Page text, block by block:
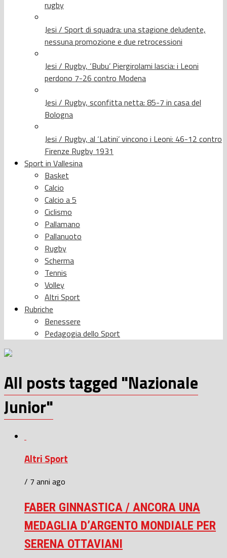
rugby
Jesi / Sport di squadra: una stagione deludente,
nessuna promozione e due retrocessioni
Jesi / Rugby, ‘Bubu’ Piergirolami lascia: i Leoni
perdono 7-26 contro Modena
Jesi / Rugby, sconfitta netta: 85-7 in casa del
Bologna
Jesi / Rugby, al ‘Latini’ vincono i Leoni: 46-12 contro
Firenze Rugby 1931
Sport in Vallesina
Basket
Calcio
Calcio a 5
Ciclismo
Pallamano
Pallanuoto
Rugby
Scherma
Tennis
Volley
Altri Sport
Rubriche
Benessere
Pedagogia dello Sport
All posts tagged "Nazionale
Junior"
Altri Sport
/ 7 anni ago
FABER GINNASTICA / ANCORA UNA
MEDAGLIA D’ARGENTO MONDIALE PER
SERENA OTTAVIANI